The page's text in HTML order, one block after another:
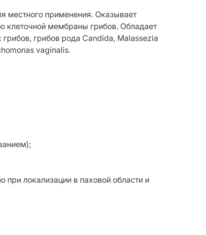
местного применения. Оказывает
клеточной мембраны грибов. Обладает
грибов рода Candida, Malassezia
vaginalis.
локализации в паховой области и